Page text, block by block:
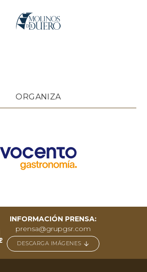
ORGANIZA
INFORMACIÓN PRENSA:
prensa@grupgsr.com
DESCARGA IMÁGENES